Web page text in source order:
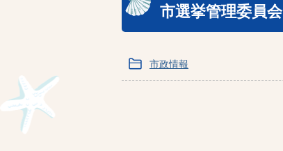
市選挙管理委員会
市政情報